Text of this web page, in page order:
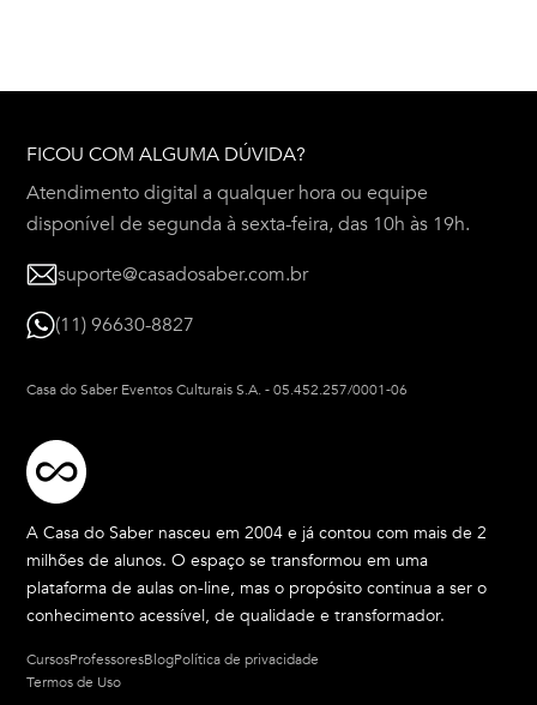
FICOU COM ALGUMA DÚVIDA?
Atendimento digital a qualquer hora ou equipe
disponível de segunda à sexta-feira, das 10h às 19h.
suporte@casadosaber.com.br
(11) 96630-8827
Casa do Saber Eventos Culturais S.A.- 05.452.257/0001-06
A Casa do Saber nasceu em 2004 e já contou com mais de 2
milhões de alunos. O espaço se transformou em uma
plataforma de aulas on-line, mas o propósito continua a ser o
conhecimento acessível, de qualidade e transformador.
CursosProfessoresBlogPolítica de privacidade
Termos de Uso